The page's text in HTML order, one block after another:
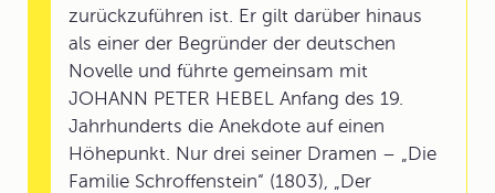
zurückzuführen ist. Er gilt darüber hinaus
als einer der Begründer der deutschen
Novelle und führte gemeinsam mit
JOHANN PETER HEBEL Anfang des 19.
Jahrhunderts die Anekdote auf einen
Höhepunkt. Nur drei seiner Dramen – „Die
Familie Schroffenstein“ (1803), „Der